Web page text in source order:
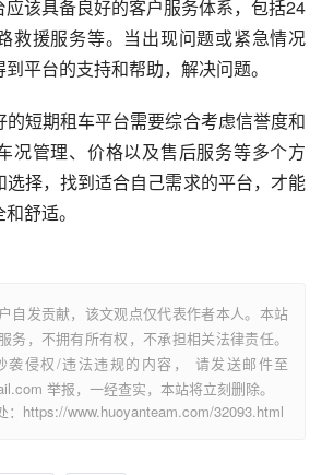
该具备良好的客户服务体系，包括24
救援服务等。当出现问题或紧急情况
平台的支持和帮助，解决问题。
短期租车平台需要综合考虑信誉度和
况管理、价格以及售后服务等多个方
选择，找到适合自己需求的平台，才能
舒适。
自发贡献，该文观点仅代表作者本人。本站
务，不拥有所有权，不承担相关法律责任。
袭侵权/违法违规的内容， 请发送邮件至
举报，一经查实，本站将立刻删除。
：https://www.huoyanteam.com/32093.html